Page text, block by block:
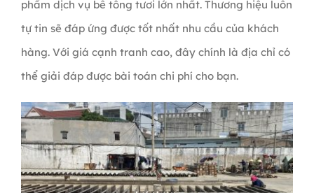
phẩm dịch vụ bê tông tươi lớn nhất. Thương hiệu luôn
tự tin sẽ đáp ứng được tốt nhất nhu cầu của khách
hàng. Với giá cạnh tranh cao, đây chính là địa chỉ có
thể giải đáp được bài toán chi phí cho bạn.